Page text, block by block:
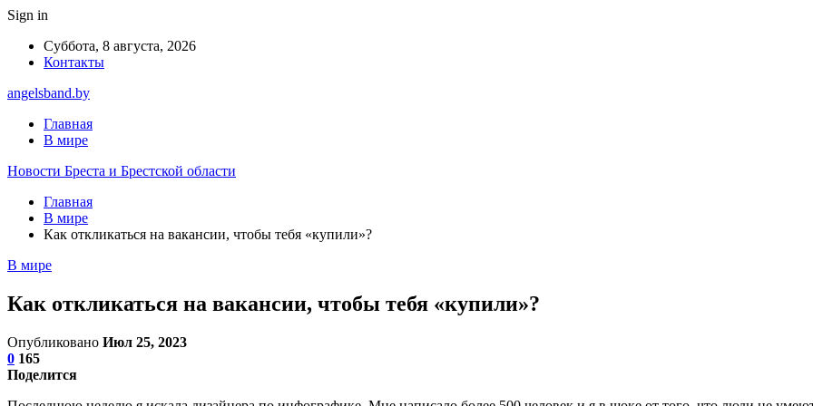
Sign in
Суббота, 8 августа, 2026
Контакты
angelsband.by
Главная
В мире
Новости Бреста и Брестской области
Главная
В мире
Как откликаться на вакансии, чтобы тебя «купили»?
В мире
Как откликаться на вакансии, чтобы тебя «купили»?
Опубликовано Июл 25, 2023
0 165
Поделится